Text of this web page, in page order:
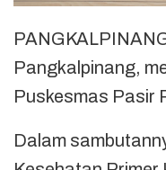
Pangkalpinang,
Puskesmas Pasir
Dalam